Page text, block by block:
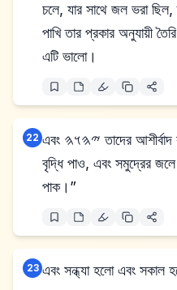
চলে, যার সাথে জল ভরা ছিল,
পাখি তার প্রকার অনুযায়ী তৈরি করলেন।
এটি ভালো।
22 এবং 𐤉𐤄𐤅𐤄 তাদের আশীর্বাদ করলেন, বললেন, “ফলবান হও এবং
বৃদ্ধি পাও, এবং সমুদ্রের জলে
পাক।”
23 এবং সন্ধ্যা হলো এবং সকাল